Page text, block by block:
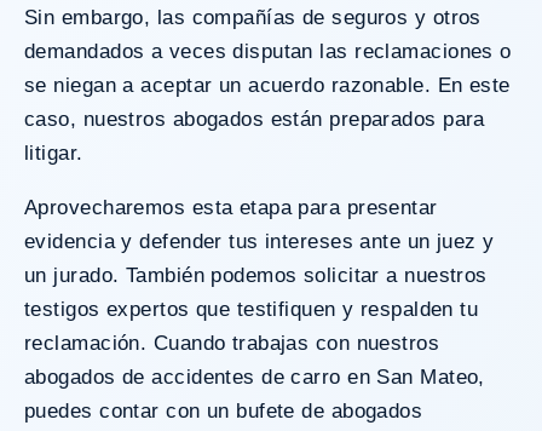
Sin embargo, las compañías de seguros y otros
demandados a veces disputan las reclamaciones o
se niegan a aceptar un acuerdo razonable. En este
caso, nuestros abogados están preparados para
litigar.
Aprovecharemos esta etapa para presentar
evidencia y defender tus intereses ante un juez y
un jurado. También podemos solicitar a nuestros
testigos expertos que testifiquen y respalden tu
reclamación. Cuando trabajas con nuestros
abogados de accidentes de carro en San Mateo,
puedes contar con un bufete de abogados